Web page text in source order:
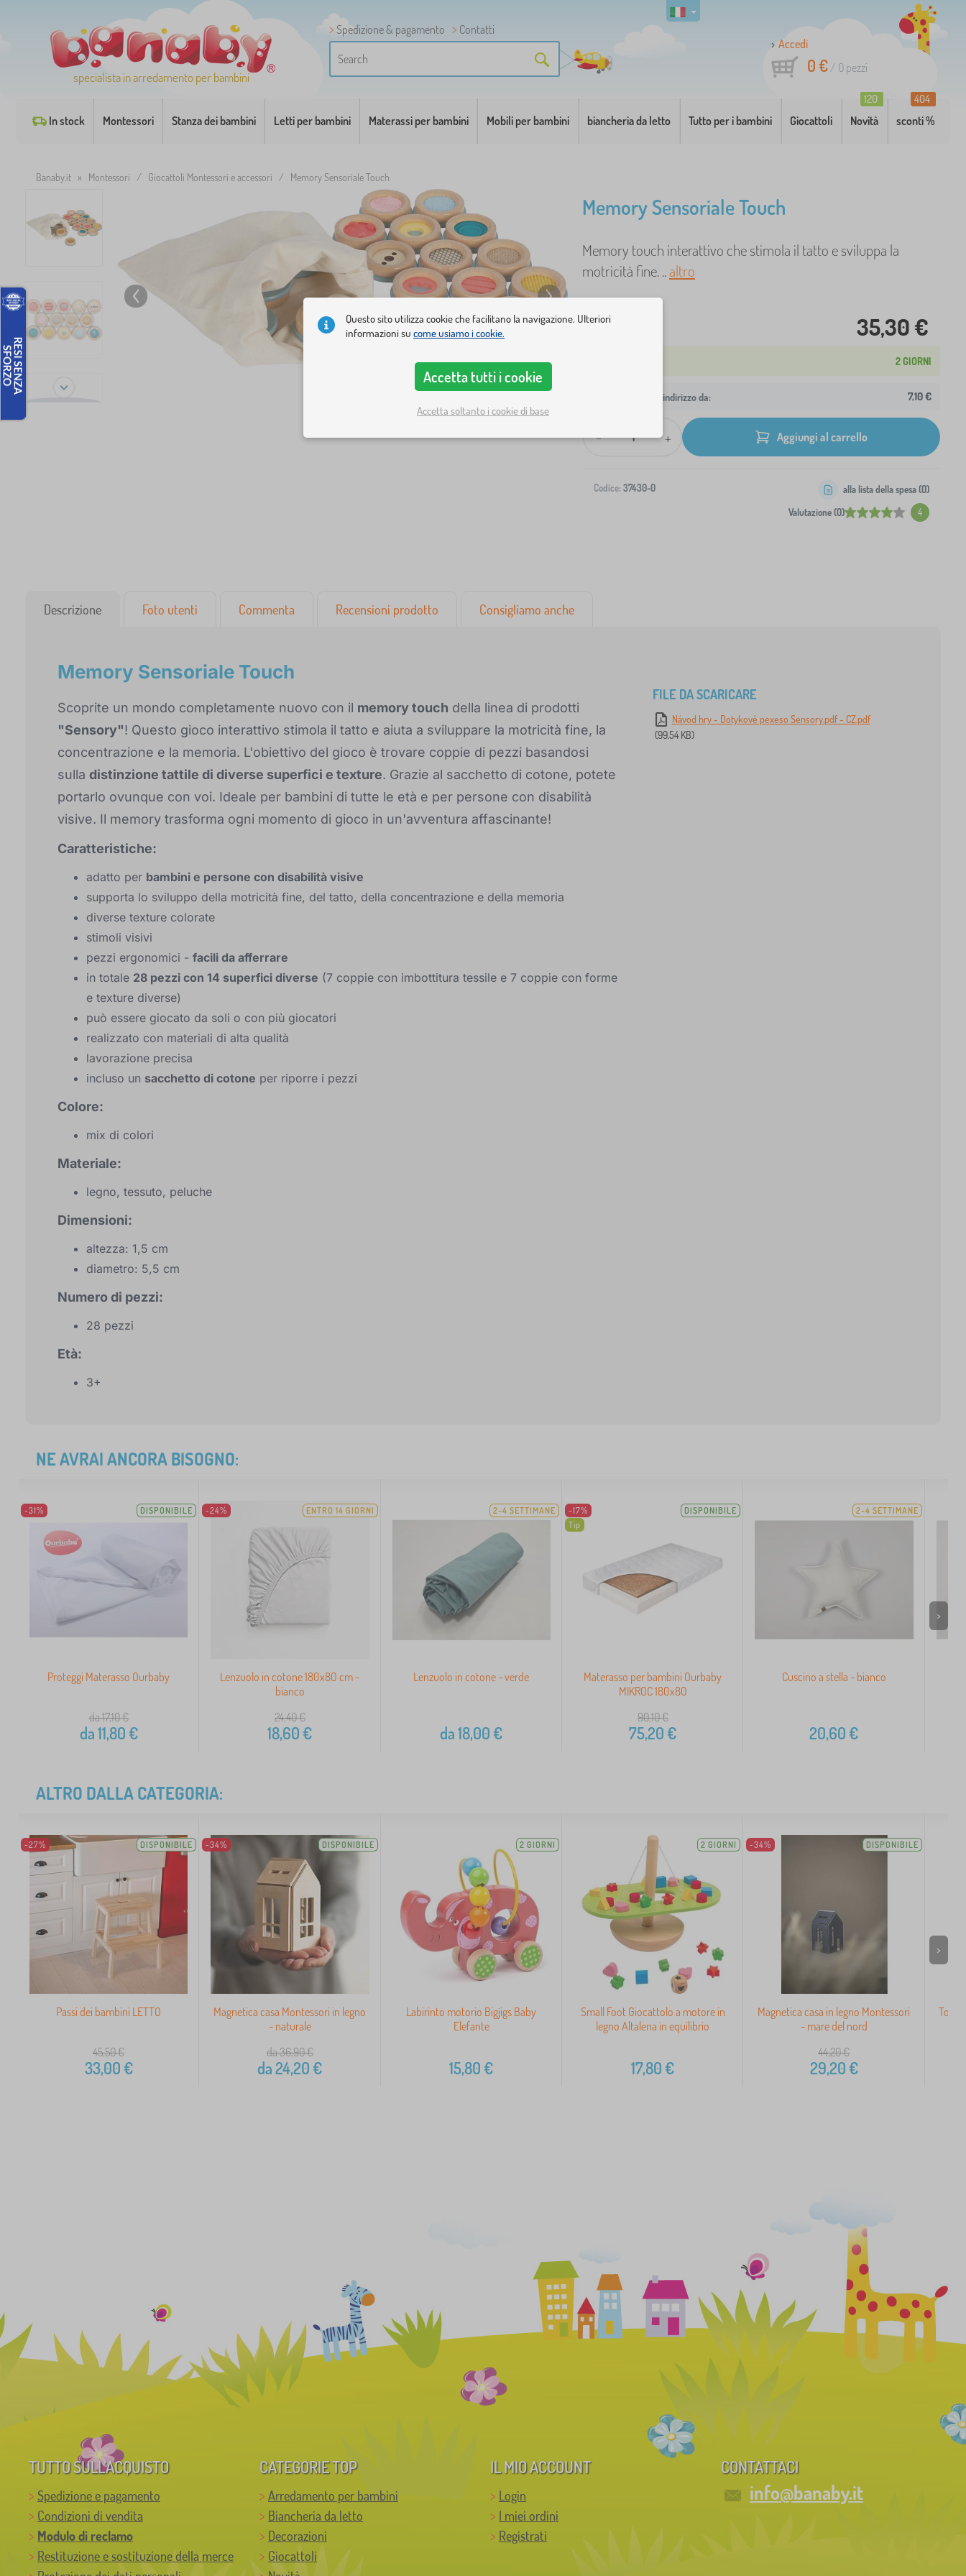
specialista in arredamento per bambini
Spedizione & pagamento
Contatti
Accedi
0 €/ 0 pezzi
In stock Montessori Stanza dei bambini Letti per bambini Materassi per bambini Mobili per bambini biancheria da letto Tutto per i bambini Giocattoli Novità
120
sconti %
404
Banaby.it » Montessori / Giocattoli Montessori e accessori / Memory Sensoriale Touch
Memory Sensoriale Touch
Memory touch interattivo che stimola il tatto e sviluppa la
motricità fine. ..altro
35,30 €
2 GIORNI
Spedizione al tuo indirizzo da: 7,10 €
- + Aggiungi al carrello
Codice: 37430-0
Valutazione (0) 4
alla lista della spesa (0)
Descrizione Foto utenti Commenta Recensioni prodotto Consigliamo anche
Memory Sensoriale Touch
Scoprite un mondo completamente nuovo con il memory touch della linea di prodotti
"Sensory"! Questo gioco interattivo stimola il tatto e aiuta a sviluppare la motricità fine, la
concentrazione e la memoria. L'obiettivo del gioco è trovare coppie di pezzi basandosi
sulla distinzione tattile di diverse superfici e texture. Grazie al sacchetto di cotone, potete
portarlo ovunque con voi. Ideale per bambini di tutte le età e per persone con disabilità
visive. Il memory trasforma ogni momento di gioco in un'avventura affascinante!
Caratteristiche:
adatto per bambini e persone con disabilità visive
supporta lo sviluppo della motricità fine, del tatto, della concentrazione e della memoria
diverse texture colorate
stimoli visivi
pezzi ergonomici - facili da afferrare
in totale 28 pezzi con 14 superfici diverse (7 coppie con imbottitura tessile e 7 coppie con forme
e texture diverse)
può essere giocato da soli o con più giocatori
realizzato con materiali di alta qualità
lavorazione precisa
incluso un sacchetto di cotone per riporre i pezzi
Colore:
mix di colori
Materiale:
legno, tessuto, peluche
Dimensioni:
altezza: 1,5 cm
diametro: 5,5 cm
Numero di pezzi:
28 pezzi
Età:
3+
FILE DA SCARICARE
Návod hry - Dotykové pexeso Sensory.pdf - CZ.pdf
(99.54 KB)
NE AVRAI ANCORA BISOGNO:
-31% DISPONIBILE
Proteggi Materasso Ourbaby
da 17,10€
da11,80€
-24% ENTRO 14 GIORNI
Lenzuolo in cotone 180x80 cm -
bianco
24,40€
18,60€
2-4 SETTIMANE
Lenzuolo in cotone - verde
da18,00€
-17%
Tip
DISPONIBILE
Materasso per bambini Ourbaby
MIKROC 180x80
90,10€
75,20€
2-4 SETTIMANE
Cuscino a stella - bianco
20,60€
>
ALTRO DALLA CATEGORIA:
-27% DISPONIBILE
Passi dei bambini LETTO
45,50€
33,00€
-34% DISPONIBILE
Magnetica casa Montessori in legno
- naturale
da 36,90€
da24,20€
2 GIORNI
Labirinto motorio Bigjigs Baby
Elefante
15,80€
2 GIORNI
Small Foot Giocattolo a motore in
legno Altalena in equilibrio
17,80€
-34% DISPONIBILE
Magnetica casa in legno Montessori
- mare del nord
44,20€
29,20€
Torre
>
TUTTO SULL’ACQUISTO
Spedizione e pagamento
Condizioni di vendita
Modulo di reclamo
Restituzione e sostituzione della merce
CATEGORIE TOP
Arredamento per bambini
Biancheria da letto
Decorazioni
Giocattoli
IL MIO ACCOUNT
Login
I miei ordini
Registrati
CONTATTACI
info@banaby.it
Questo sito utilizza cookie che facilitano la navigazione. Ulteriori
informazioni su come usiamo i cookie.
Accetta tutti i cookie
Accetta soltanto i cookie di base